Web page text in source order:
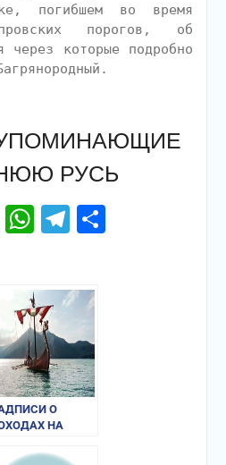
погибшем во время
порогов, об
через которые подробно
РУСЬ
WhatsApp
Telegram
О
НА